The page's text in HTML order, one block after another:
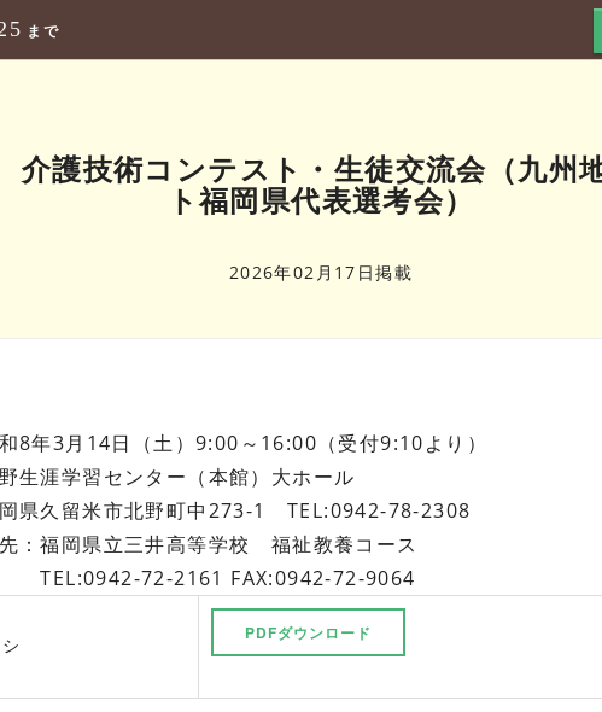
まで
護技術コンテスト・生徒交流会（九州
ト福岡県代表選考会）
2026年02月17日掲載
8年3月14日（土）9:00～16:00（受付9:10より）
生涯学習センター（本館）大ホール
留米市北野町中273-1 TEL:0942-78-2308
：福岡県立三井高等学校 福祉教養コース
72-2161 FAX:0942-72-9064
PDFダウンロード